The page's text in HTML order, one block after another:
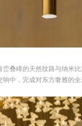
叠嶂的天然纹路与纳米
中，完成对东方奢雅的